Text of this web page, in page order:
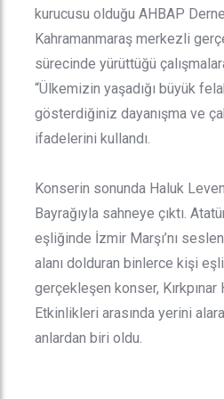
kurucusu olduğu AHBAP
Kahramanmaraş merkezli
sürecinde yürüttüğü
“Ülkemizin yaşadığı büyük
gösterdiğiniz dayanışma ve
ifadelerini kullandı.
Konserin sonunda Haluk
Bayrağıyla sahneye çıktı.
eşliğinde İzmir Marşı’nı
alanı dolduran binlerce kişi
gerçekleşen konser, Kırkpınar
Etkinlikleri arasında yerini
anlardan biri oldu.